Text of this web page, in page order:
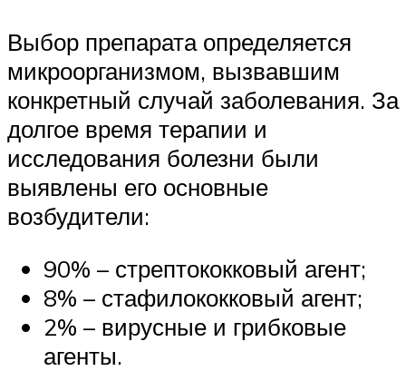
Выбор препарата определяется
микроорганизмом, вызвавшим
конкретный случай заболевания. За
долгое время терапии и
исследования болезни были
выявлены его основные
возбудители:
90% – стрептококковый агент;
8% – стафилококковый агент;
2% – вирусные и грибковые
агенты.